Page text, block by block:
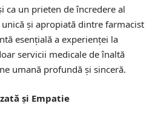
ca un prieten de încredere al
și apropiată dintre farmacist
esențială a experienței la
servicii medicale de înaltă
umană profundă și sinceră.
și Empatie